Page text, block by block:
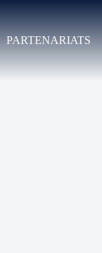
PARTENARIATS